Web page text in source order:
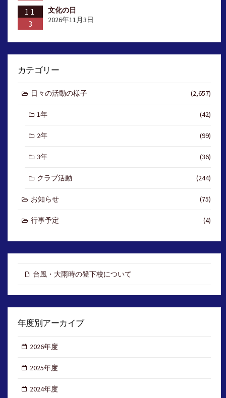
11
3
文化の日
2026年11月3日
カテゴリー
日々の活動の様子 (2,657)
1年 (42)
2年 (99)
3年 (36)
クラブ活動 (244)
お知らせ (75)
行事予定 (4)
台風・大雨時の登下校について
年度別アーカイブ
2026年度
2025年度
2024年度